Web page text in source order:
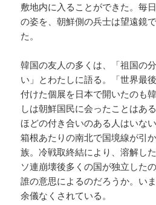
敷地内に入ることができた。毎
の姿を、朝鮮側の兵士は望遠鏡
た。
韓国の友人の多くは、「祖国の
い」とわたしに語る。「世界最
付けた個展を日本で開いたのも
しは朝鮮国民に会ったことはあ
ほどの付き合いのある人はいな
箱根あたりの南北で国境線が引
族。冷戦取終結により、溶解し
ソ連崩壊後多くの国が独立した
誰の意思によるのだろうか。い
余儀なくされている。